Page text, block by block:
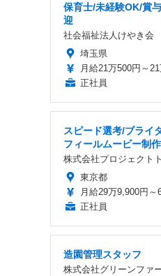
保育士/未経験OK/賞
迎
社会福祉法人けやき会
埼玉県
月給21万500円～
正社員
スピード選考/ブライ
フィールムービー制作
株式会社プロジェクト
東京都
月給29万9,900円～
正社員
造園管理スタッフ
株式会社グリーンファ